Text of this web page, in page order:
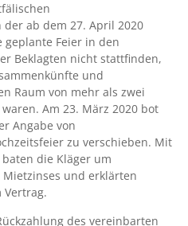
ab dem 27. April 2020
geplante Feier in den
Beklagten nicht stattfinden,
und
Raum von mehr als zwei
Am 23. März 2020 bot
Angabe von
zu verschieben. Mit
die Kläger um
und erklärten
des vereinbarten